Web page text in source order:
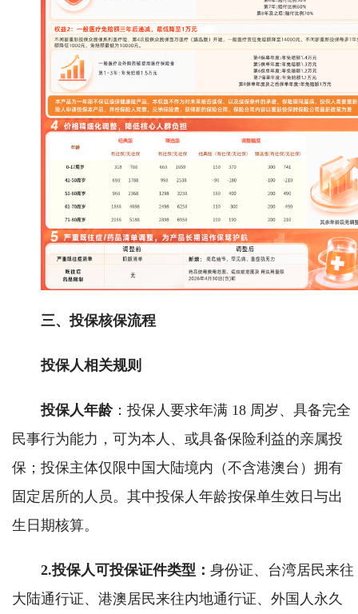
三、投保核保流程
投保人相关规则
投保人年龄：投保人要求年满 18 周岁、具备完全
民事行为能力，可为本人、或具备保险利益的亲属投
保；投保主体仅限中国大陆境内（不含港澳台）拥有
固定居所的人员。其中投保人年龄按保单生效日与出
生日期核算。
2.投保人可投保证件类型： 身份证、台湾居民来往
大陆通行证、港澳居民来往内地通行证、外国人永久